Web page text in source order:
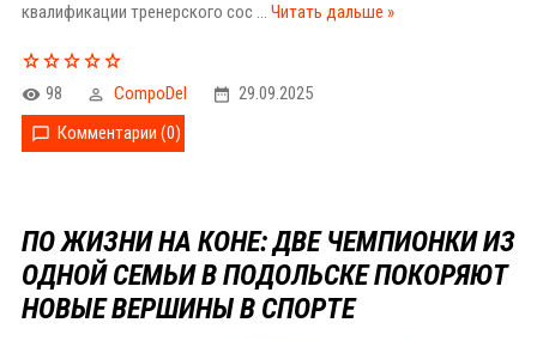
квалификации тренерского сос ... Читать дальше »
98 CompoDel
29.09.2025
Комментарии (0)
ПО ЖИЗНИ НА КОНЕ: ДВЕ ЧЕМПИОНКИ ИЗ
ОДНОЙ СЕМЬИ В ПОДОЛЬСКЕ ПОКОРЯЮТ
НОВЫЕ ВЕРШИНЫ В СПОРТЕ